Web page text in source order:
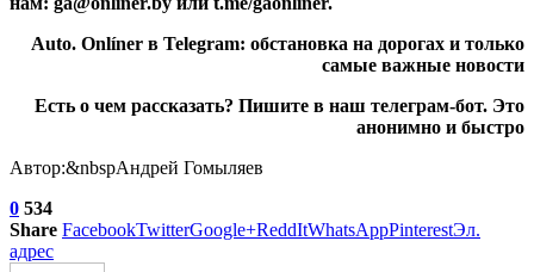
Auto. Onlíner в Telegram: обстановка на дорогах и только
самые важные новости
Есть о чем рассказать? Пишите в наш телеграм-бот. Это
анонимно и быстро
Автор:&nbspАндрей Гомыляев
0 534
Share FacebookTwitterGoogle+ReddItWhatsAppPinterestЭл.
адрес